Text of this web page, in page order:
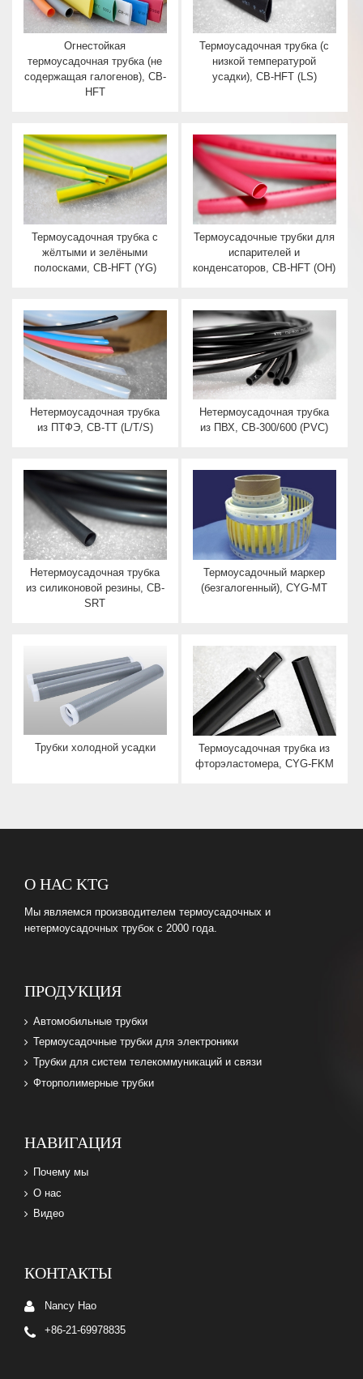
Огнестойкая
термоусадочная трубка (не
содержащая галогенов), CB-
HFT
Термоусадочная трубка (с
низкой температурой
усадки), CB-HFT (LS)
Термоусадочная трубка с
жёлтыми и зелёными
полосками, CB-HFT (YG)
Термоусадочные трубки для
испарителей и
конденсаторов, CB-HFT (ОН)
Нетермоусадочная трубка
из ПТФЭ, CB-TT (L/T/S)
Нетермоусадочная трубка
из ПВХ, CB-300/600 (PVC)
Нетермоусадочная трубка
из силиконовой резины, CB-
SRT
Термоусадочный маркер
(безгалогенный), CYG-MT
Трубки холодной усадки
Термоусадочная трубка из
фторэластомера, CYG-FKM
О НАС KTG
Мы являемся производителем термоусадочных и
нетермоусадочных трубок с 2000 года.
ПРОДУКЦИЯ
Автомобильные трубки
Термоусадочные трубки для электроники
Трубки для систем телекоммуникаций и связи
Фторполимерные трубки
НАВИГАЦИЯ
Почему мы
О нас
Видео
КОНТАКТЫ
Nancy Hao
+86-21-69978835